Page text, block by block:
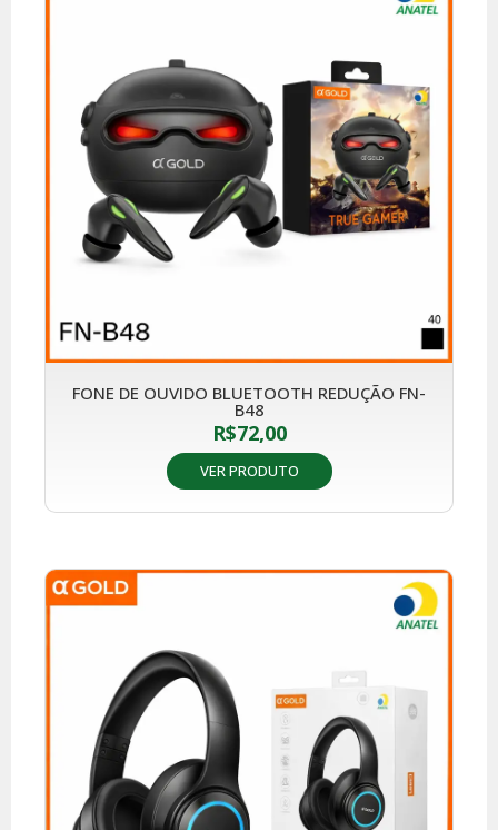
FONE DE OUVIDO BLUETOOTH REDUÇÃO FN-
B48
R$72,00
VER PRODUTO